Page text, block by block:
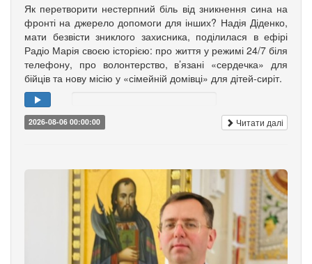
Як перетворити нестерпний біль від зникнення сина на
фронті на джерело допомоги для інших? Надія Діденко,
мати безвісти зниклого захисника, поділилася в ефірі
Радіо Марія своєю історією: про життя у режимі 24/7 біля
телефону, про волонтерство, в’язані «сердечка» для
бійців та нову місію у «сімейній домівці» для дітей-сиріт.
2026-08-06 00:00:00 Читати далі